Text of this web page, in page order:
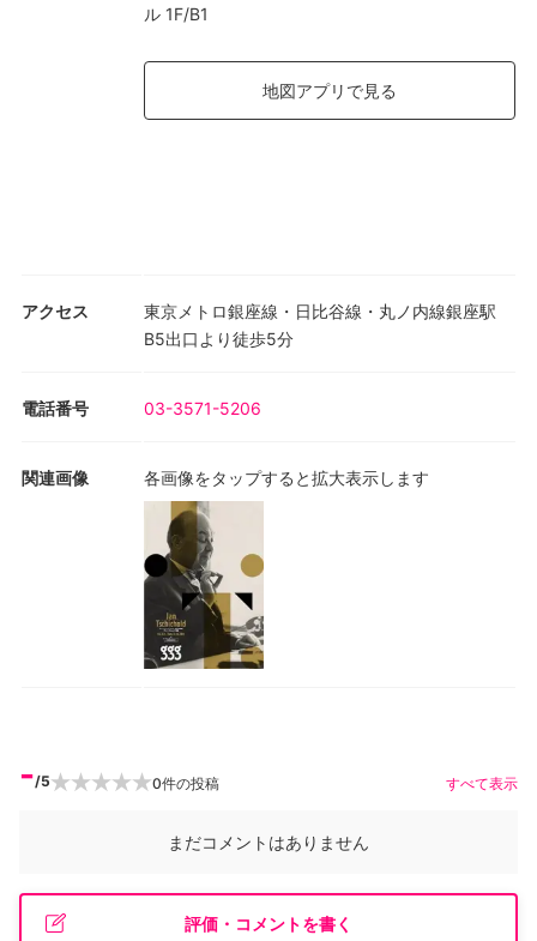
ル 1F/B1
地図アプリで見る
アクセス
東京メトロ銀座線・日比谷線・丸ノ内線銀座駅
B5出口より徒歩5分
電話番号 03-3571-5206
関連画像 各画像をタップすると拡大表示します
-/5 0件の投稿 すべて表示
まだコメントはありません
評価・コメントを書く